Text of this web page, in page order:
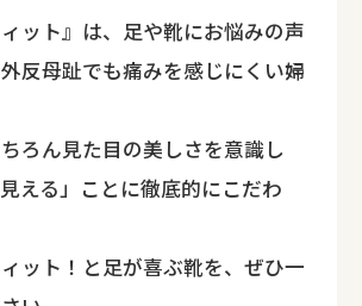
ィット』は、足や靴にお悩みの声
反母趾でも痛みを感じにくい婦
ろん見た目の美しさを意識し
える」ことに徹底的にこだわ
ット！と足が喜ぶ靴を、ぜひ一